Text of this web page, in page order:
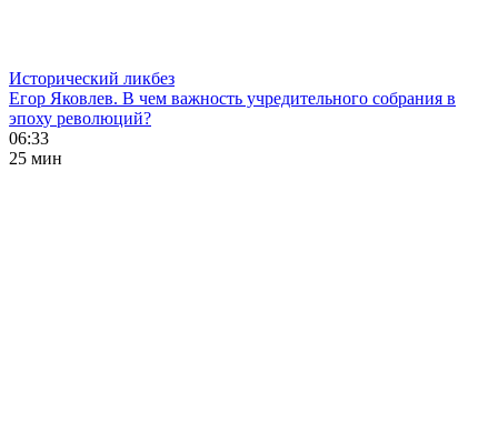
Исторический ликбез
Егор Яковлев. В чем важность учредительного собрания в
эпоху революций?
06:33
25 мин